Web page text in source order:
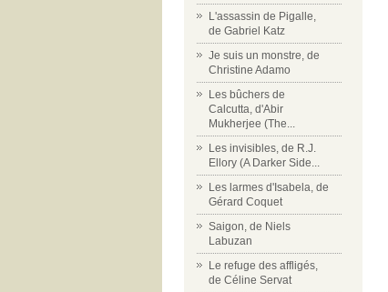
L'assassin de Pigalle,
de Gabriel Katz
Je suis un monstre, de
Christine Adamo
Les bûchers de
Calcutta, d'Abir
Mukherjee (The...
Les invisibles, de R.J.
Ellory (A Darker Side...
Les larmes d'Isabela, de
Gérard Coquet
Saigon, de Niels
Labuzan
Le refuge des affligés,
de Céline Servat